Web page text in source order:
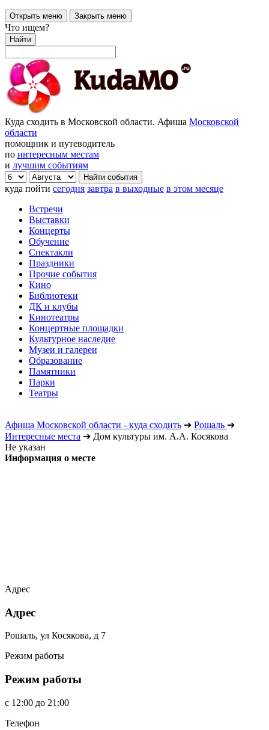
Открыть меню Закрыть меню
Что ищем?
Найти
Куда сходить в Московской области. Афиша Московской
области
помощник и путеводитель
по интересным местам
и лучшим событиям
куда пойти сегодня завтра в выходные в этом месяце
Встречи
Выставки
Концерты
Обучение
Спектакли
Праздники
Прочие события
Кино
Библиотеки
ДК и клубы
Кинотеатры
Концертные площадки
Культурное наследие
Музеи и галереи
Образование
Памятники
Парки
Театры
Афиша Московской области - куда сходить ➔ Рошаль ➔
Интересные места ➔ Дом культуры им. А.А. Косякова
Не указан
Информация о месте
Адрес
Адрес
Рошаль, ул Косякова, д 7
Режим работы
Режим работы
c 12:00 до 21:00
Телефон